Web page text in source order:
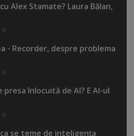
Alex Stamate? Laura Bălan,
0
- Recorder, despre problema
0
presa înlocuită de AI? E AI-ul
0
se teme de inteligenţa